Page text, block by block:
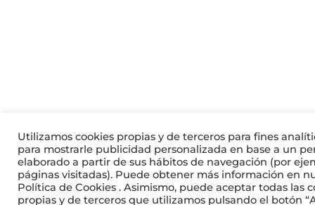
Utilizamos cookies propias y de terceros para fines
para mostrarle publicidad personalizada en base a un
elaborado a partir de sus hábitos de navegación (por
páginas visitadas). Puede obtener más información en
Política de Cookies . Asimismo, puede aceptar todas las
propias y de terceros que utilizamos pulsando el botón